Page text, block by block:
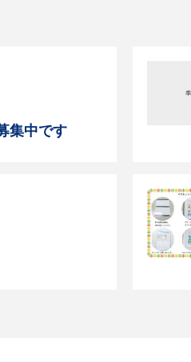
集中です